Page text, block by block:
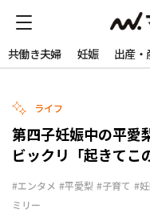
共働き夫婦 妊娠 出産・
ライフ
第四子妊娠中の平愛
ビックリ「起きてこ
#エンタメ #平愛梨 #子育て #
ミリー